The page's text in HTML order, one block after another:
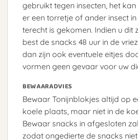
gebruikt tegen insecten, het
er een torretje of ander insect
terecht is gekomen. Indien u dit
best de snacks 48 uur in de
dan zijn ook eventuele eitjes
vormen geen gevaar voor uw
BEWAARADVIES
Bewaar Tonijnblokjes altijd op
koele plaats, maar niet in de
Bewaar snacks in afgesloten
zodat ongedierte de snacks